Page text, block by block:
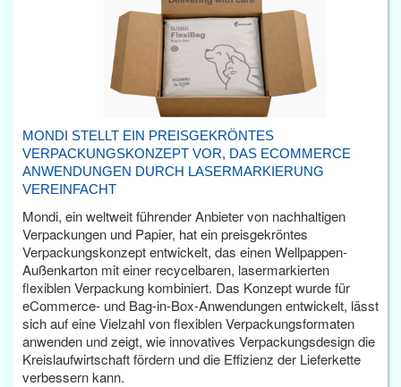
MONDI STELLT EIN PREISGEKRÖNTES
VERPACKUNGSKONZEPT VOR, DAS ECOMMERCE
ANWENDUNGEN DURCH LASERMARKIERUNG
VEREINFACHT
Mondi, ein weltweit führender Anbieter von nachhaltigen
Verpackungen und Papier, hat ein preisgekröntes
Verpackungskonzept entwickelt, das einen Wellpappen-
Außenkarton mit einer recycelbaren, lasermarkierten
flexiblen Verpackung kombiniert. Das Konzept wurde für
eCommerce- und Bag-in-Box-Anwendungen entwickelt, lässt
sich auf eine Vielzahl von flexiblen Verpackungsformaten
anwenden und zeigt, wie innovatives Verpackungsdesign die
Kreislaufwirtschaft fördern und die Effizienz der Lieferkette
verbessern kann.